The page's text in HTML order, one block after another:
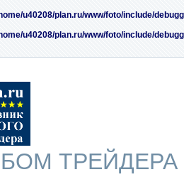
u40208/plan.ru/www/foto/include/
u40208/plan.ru/www/foto/include/
ТРЕЙДЕРА